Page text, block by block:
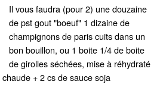
Il vous faudra (pour 2) une douzaine
de pst gout "boeuf" 1 dizaine de
champignons de paris cuits dans un
bon bouillon, ou 1 boite 1/4 de boite
de girolles séchées, mise à réhydraté
+ 2 cs de sauce soja